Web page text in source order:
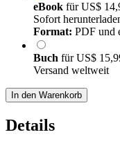
eBook fürUS$
Sofort
Format: PDF und
Buch fürUS$
Versand weltweit
In den Warenkorb
Details